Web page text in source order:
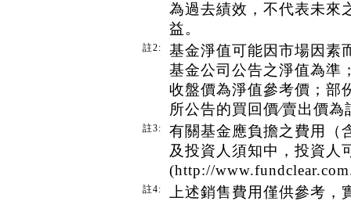
為過去績效，不代表未來
益。
註2:
基金淨值可能因市場因素
基金公司公告之淨值為準
收盤價為淨值參考價；部
所公告的買回價∕賣出價
註3:
有關基金應負擔之費用（
及投資人須知中，投資人
(http://
註4: 上述銷售費用僅供參考